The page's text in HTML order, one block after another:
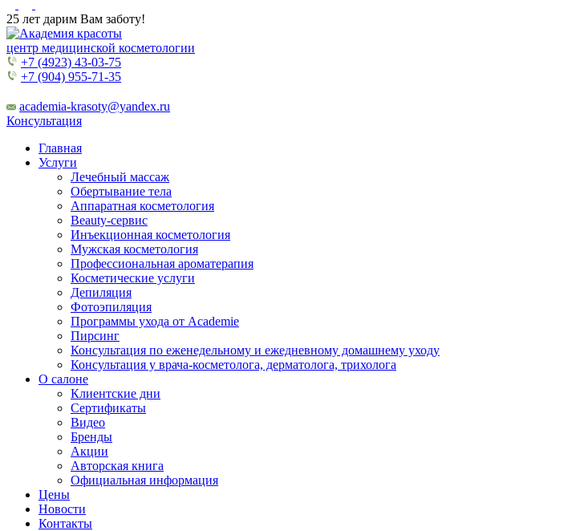
25 лет дарим Вам заботу!
центр медицинской косметологии
+7 (4923) 43-03-75
+7 (904) 955-71-35
academia-krasoty@yandex.ru
Консультация
Главная
Услуги
Лечебный массаж
Обертывание тела
Аппаратная косметология
Beauty-сервис
Инъекционная косметология
Мужская косметология
Профессиональная ароматерапия
Косметические услуги
Депиляция
Фотоэпиляция
Программы ухода от Academie
Пирсинг
Консультация по еженедельному и ежедневному домашнему уходу
Консультация у врача-косметолога, дерматолога, трихолога
О салоне
Клиентские дни
Сертификаты
Видео
Бренды
Акции
Авторская книга
Официальная информация
Цены
Новости
Контакты